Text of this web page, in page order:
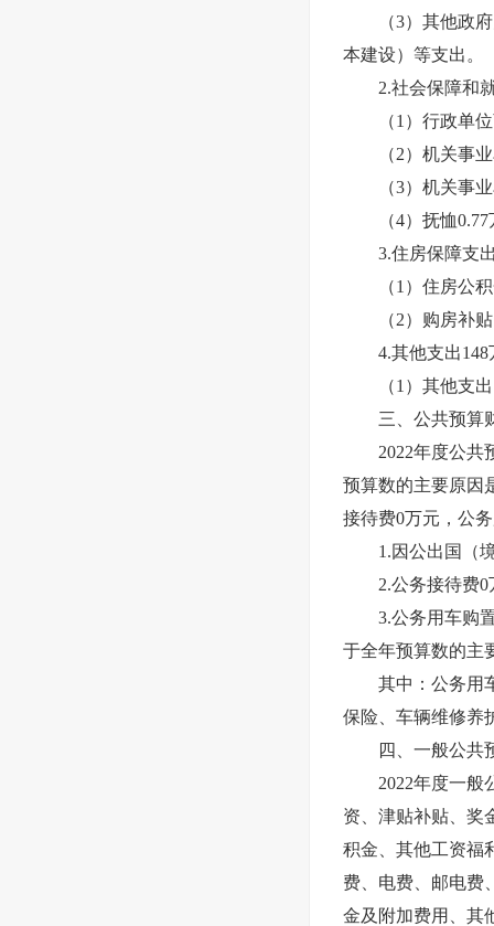
（3）其他政府
本建设）等支出。
2.社会保障和就
（1）行政单位
（2）机关事业
（3）机关事业
（4）抚恤0.77
3.住房保障支出
（1）住房公积
（2）购房补贴
4.其他支出148
（1）其他支出
三、公共预算财
2022年度公共预
预算数的主要原因
接待费0万元，公
1.因公出国（境
2.公务接待费0
3.公务用车购置
于全年预算数的主
其中：公务用车
保险、车辆维修养
四、一般公共预
2022年度一般公
资、津贴补贴、奖
积金、其他工资福
费、电费、邮电费
金及附加费用、其